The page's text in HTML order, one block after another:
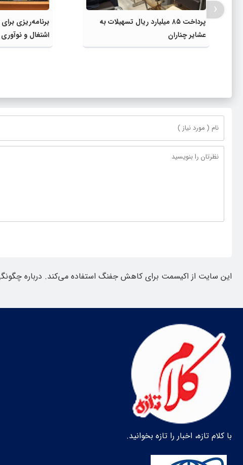
پرداخت ۸۵ میلیارد ریال تسهیلات به
عشایر چناران
برنامه‌ریزی
اشتغال و نوآوری
‹
این سایت از اکیسمت برای کاهش جفنگ استفاده می‌کند. درباره
با کلام تازه، اخبار را تازه بخوانید.